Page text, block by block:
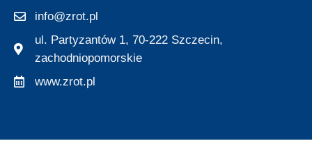
info@zrot.pl
ul. Partyzantów 1, 70-222 Szczecin,
zachodniopomorskie
www.zrot.pl